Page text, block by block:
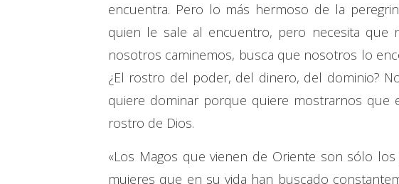
encuentra. Pero lo más hermoso de la
quien le sale al encuentro, pero necesita que
nosotros caminemos, busca que nosotros lo
¿El rostro del poder, del dinero, del dominio?
quiere dominar porque quiere mostrarnos que
rostro de Dios.
«Los Magos que vienen de Oriente son sólo
mujeres que en su vida han buscado